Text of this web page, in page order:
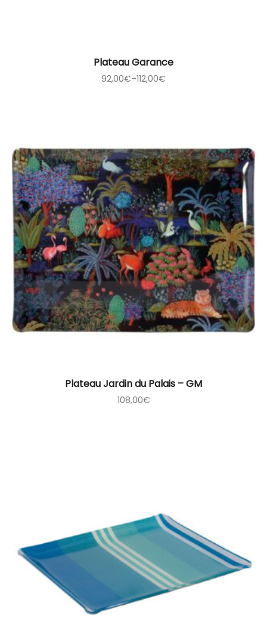
Plateau Garance
92,00€–112,00€
Plateau Jardin du Palais – GM
108,00€